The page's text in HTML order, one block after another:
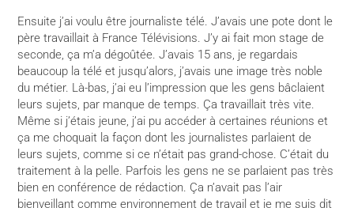
Ensuite j’ai voulu être journaliste télé. J’avais une pote dont le
père travaillait à France Télévisions. J’y ai fait mon stage de
seconde, ça m’a dégoûtée. J’avais 15 ans, je regardais
beaucoup la télé et jusqu’alors, j’avais une image très noble
du métier. Là-bas, j’ai eu l’impression que les gens bâclaient
leurs sujets, par manque de temps. Ça travaillait très vite.
Même si j’étais jeune, j’ai pu accéder à certaines réunions et
ça me choquait la façon dont les journalistes parlaient de
leurs sujets, comme si ce n’était pas grand-chose. C’était du
traitement à la pelle. Parfois les gens ne se parlaient pas très
bien en conférence de rédaction. Ça n’avait pas l’air
bienveillant comme environnement de travail et je me suis dit